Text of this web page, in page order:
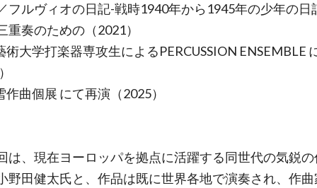
フルヴィオの日記-戦時1940年から1945年の少年の日
重奏のための（2021）
大学打楽器専攻生によるPERCUSSION ENSEMBLE
曲個展 にて再演（2025）
、現在ヨーロッパを拠点に活躍する同世代の気鋭の
野田健太氏と、作品は既に世界各地で演奏され、作